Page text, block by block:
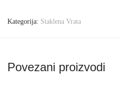
Kategorija: Staklena Vrata
Povezani proizvodi